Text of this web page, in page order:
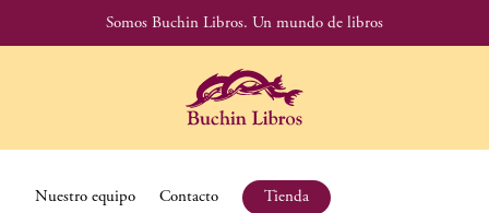
Somos Buchin Libros. Un mundo de libros
Nuestro equipo Contacto Tienda